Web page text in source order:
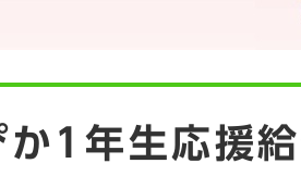
か1年生応援